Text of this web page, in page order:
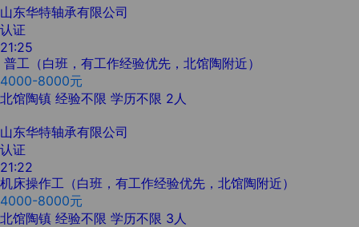
山东华特轴承有限公司
认证
21:25
普工（白班，有工作经验优先，北馆陶附近）
4000-8000元
北馆陶镇 经验不限 学历不限 2人
山东华特轴承有限公司
认证
21:22
机床操作工（白班，有工作经验优先，北馆陶附近）
4000-8000元
北馆陶镇 经验不限 学历不限 3人